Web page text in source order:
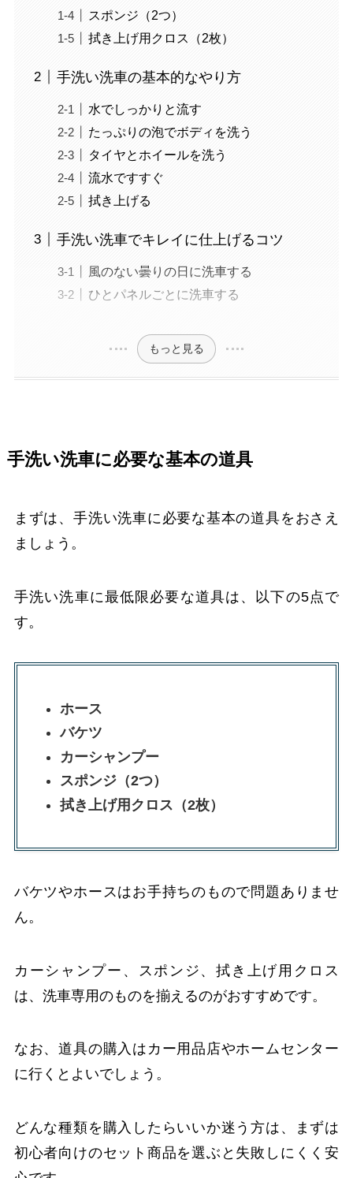
スポンジ（2つ）
拭き上げ用クロス（2枚）
手洗い洗車の基本的なやり方
水でしっかりと流す
たっぷりの泡でボディを洗う
タイヤとホイールを洗う
流水ですすぐ
拭き上げる
手洗い洗車でキレイに仕上げるコツ
風のない曇りの日に洗車する
ひとパネルごとに洗車する
もっと見る
手洗い洗車に必要な基本の道具
まずは、手洗い洗車に必要な基本の道具をおさえ
ましょう。
手洗い洗車に最低限必要な道具は、以下の5点で
す。
ホース
バケツ
カーシャンプー
スポンジ（2つ）
拭き上げ用クロス（2枚）
バケツやホースはお手持ちのもので問題ありませ
ん。
カーシャンプー、スポンジ、拭き上げ用クロス
は、洗車専用のものを揃えるのがおすすめです。
なお、道具の購入はカー用品店やホームセンター
に行くとよいでしょう。
どんな種類を購入したらいいか迷う方は、まずは
初心者向けのセット商品を選ぶと失敗しにくく安